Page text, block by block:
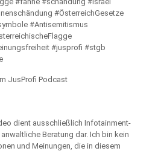
#ÖsterreichGesetze
#Antisemitismus
#jusprofi #stgb
JusProfi Podcast
dient ausschließlich Infotainment-
Beratung dar. Ich bin kein
und Meinungen, die in diesem